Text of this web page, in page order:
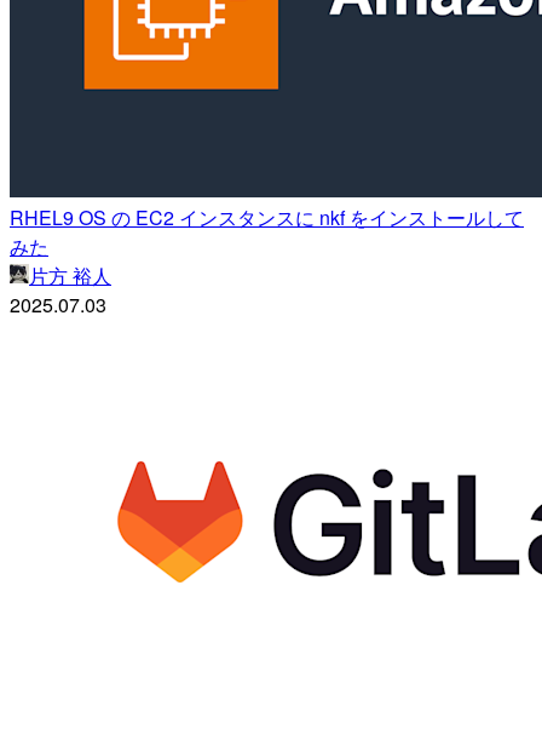
RHEL9 OS の EC2 インスタンスに nkf をインストールして
みた
片方 裕人
2025.07.03